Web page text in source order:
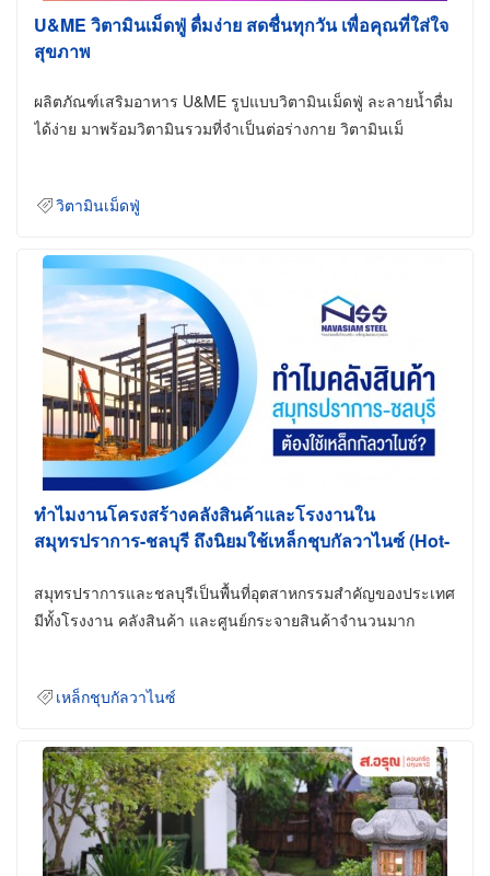
U&ME วิตามินเม็ดฟู่ ดื่มง่าย สดชื่นทุกวัน เพื่อคุณที่ใส่ใจ
สุขภาพ
ผลิตภัณฑ์เสริมอาหาร U&ME รูปแบบวิตามินเม็ดฟู่ ละลายน้ำดื่ม
ได้ง่าย มาพร้อมวิตามินรวมที่จำเป็นต่อร่างกาย วิตามินเม็
วิตามินเม็ดฟู่
ทำไมงานโครงสร้างคลังสินค้าและโรงงานใน
สมุทรปราการ-ชลบุรี ถึงนิยมใช้เหล็กชุบกัลวาไนซ์ (Hot-
สมุทรปราการและชลบุรีเป็นพื้นที่อุตสาหกรรมสำคัญของประเทศ
มีทั้งโรงงาน คลังสินค้า และศูนย์กระจายสินค้าจำนวนมาก
เหล็กชุบกัลวาไนซ์